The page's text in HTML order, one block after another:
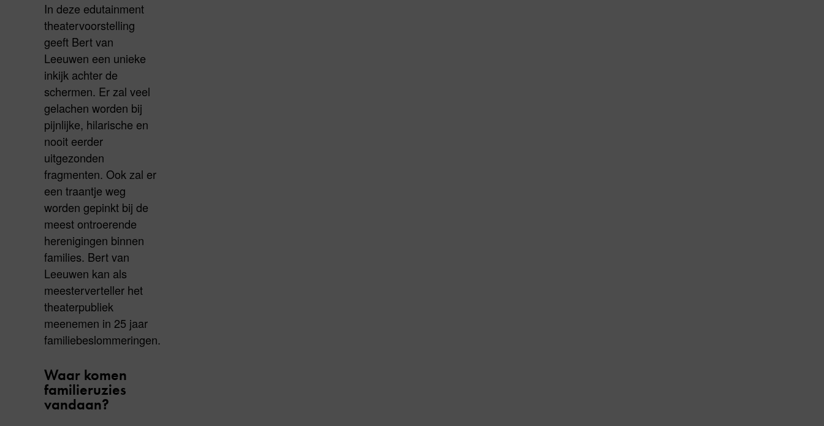
In deze edutainment
theatervoorstelling
geeft Bert van
Leeuwen een unieke
inkijk achter de
schermen. Er zal veel
gelachen worden bij
pijnlijke, hilarische en
nooit eerder
uitgezonden
fragmenten. Ook zal er
een traantje weg
worden gepinkt bij de
meest ontroerende
herenigingen binnen
families. Bert van
Leeuwen kan als
meesterverteller het
theaterpubliek
meenemen in 25 jaar
familiebeslommeringen.
Waar komen
familieruzies
vandaan?